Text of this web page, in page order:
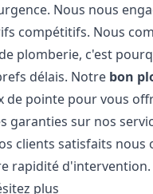
Nous nous
compétitifs. Nous
plomberie, c'est
délais. Notre bon
de pointe pour vous
garanties sur nos
clients satisfaits nous
rapidité d'intervention.
plus